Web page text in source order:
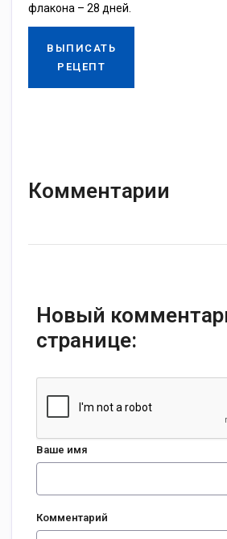
флакона – 28 дней.
ВЫПИСАТЬ
РЕЦЕПТ
Комментарии
Новый
странице:
Ваше имя
Комментарий